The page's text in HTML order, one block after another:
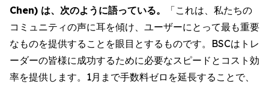
Chen) は、次のように語っている。
「これは、私たちの
コミュニティの声に耳を傾け、ユーザーにとって最も重要
なものを提供することを眼目とするものです。BSCはトレ
ーダーの皆様に成功するために必要なスピードとコスト効
率を提供します。1月まで手数料ゼロを延長することで、